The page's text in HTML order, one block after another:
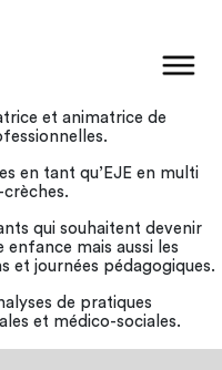
et animatrice de
en tant qu’EJE en multi
qui souhaitent devenir
mais aussi les
et journées pédagogiques.
de pratiques
et médico-sociales.